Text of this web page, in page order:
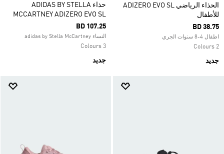
الحذاء الرياضي ADIZERO EVO SL
للأطفال
BD 38.75
اطفال 4-8 سنوات الجري
2 Colours
جديد
حذاء ADIDAS BY STELLA
MCCARTNEY ADIZERO EVO SL
BD 107.25
النساء adidas by Stella McCartney
3 Colours
جديد